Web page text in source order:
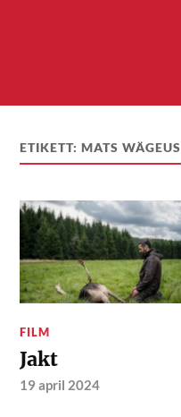
ETIKETT:MATS WÄGEUS
FILM
Jakt
19 april 2024